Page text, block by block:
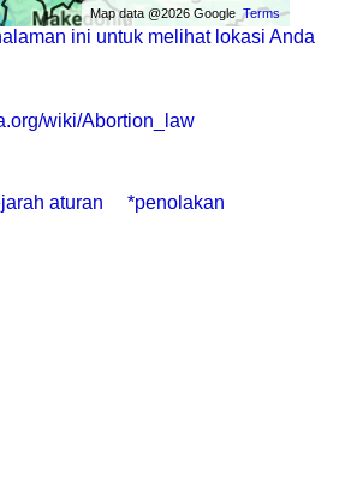
Map data @2026 GoogleTerms
ini untuk melihat lokasi Anda
wiki/Abortion_law
aturan *penolakan